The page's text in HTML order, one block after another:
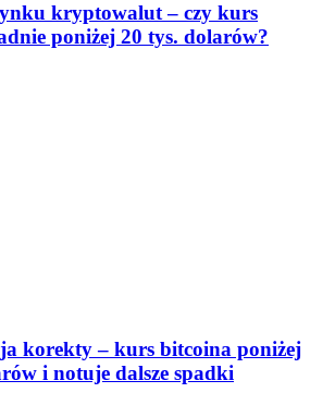
kryptowalut – czy kurs
poniżej 20 tys. dolarów?
korekty – kurs bitcoina poniżej
i notuje dalsze spadki